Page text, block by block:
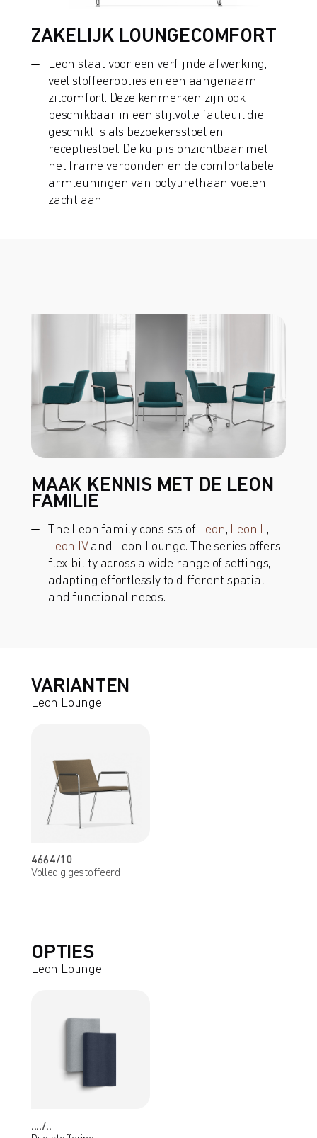
ZAKELIJK LOUNGECOMFORT
Leon staat voor een verfijnde afwerking,
veel stoffeeropties en een aangenaam
zitcomfort. Deze kenmerken zijn ook
beschikbaar in een stijlvolle fauteuil die
geschikt is als bezoekersstoel en
receptiestoel. De kuip is onzichtbaar met
het frame verbonden en de comfortabele
armleuningen van polyurethaan voelen
zacht aan.
MAAK KENNIS MET DE LEON
FAMILIE
The Leon family consists of Leon, Leon II,
Leon IV and Leon Lounge. The series offers
flexibility across a wide range of settings,
adapting effortlessly to different spatial
and functional needs.
VARIANTEN
Leon Lounge
4664/10
Volledig gestoffeerd
OPTIES
Leon Lounge
..../..